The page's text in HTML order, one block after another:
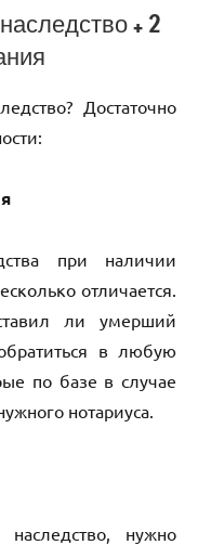
+ 2
Достаточно
при наличии
отличается.
ли умерший
в любую
по базе в случае
нотариуса.
нужно